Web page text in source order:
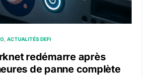
ACTUALITÉS DEFI
redémarre après
de panne complète